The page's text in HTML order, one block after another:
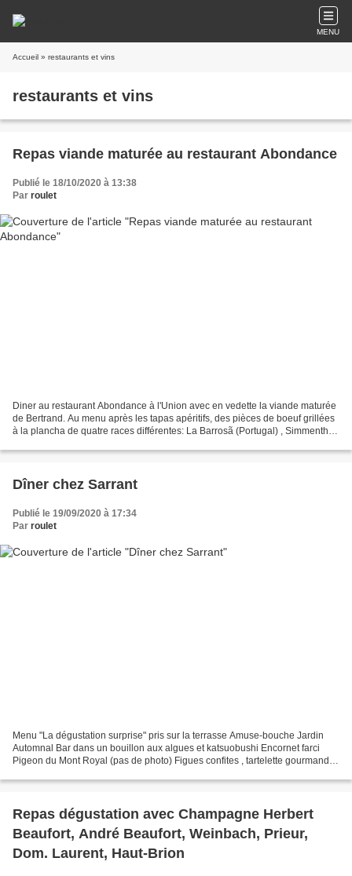
MENU
Accueil » restaurants et vins
restaurants et vins
Repas viande maturée au restaurant Abondance
Publié le 18/10/2020 à 13:38
Par roulet
Diner au restaurant Abondance à l'Union avec en vedette la viande maturée
de Bertrand. Au menu après les tapas apéritifs, des pièces de boeuf grillées
à la plancha de quatre races différentes: La Barrosã (Portugal) , Simmenthal
Dîner chez Sarrant
Publié le 19/09/2020 à 17:34
Par roulet
Menu "La dégustation surprise" pris sur la terrasse Amuse-bouche Jardin
Automnal Bar dans un bouillon aux algues et katsuobushi Encornet farci
Pigeon du Mont Royal (pas de photo) Figues confites , tartelette gourmande
Repas dégustation avec Champagne Herbert
Beaufort, André Beaufort, Weinbach, Prieur,
Dom. Laurent, Haut-Brion